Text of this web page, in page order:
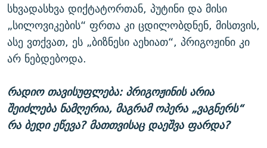
სხვადასხვა დიქტატორთან, პუტინი და მისი
„სილოვიკების“ ფრთა კი ცდილობდნენ, მისთვის,
ასე ვთქვათ, ეს „ბიზნესი აეხიათ“, პრიგოჟინი კი
არ ნებდებოდა.
რადიო თავისუფლება: პრიგოჟინის არია
შეიძლება ნამღერია, მაგრამ ოპერა „ვაგნერს“
რა ბედი ეწევა? მათთვისაც დაეშვა ფარდა?